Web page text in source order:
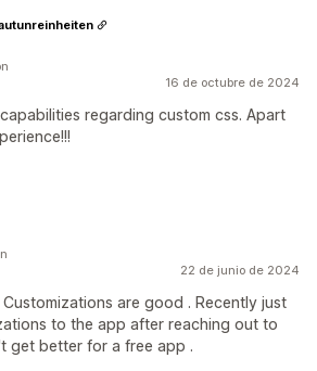
16 de octubre de 2024
regarding custom css. Apart
22 de junio de 2024
are good . Recently just
to the app after reaching out to
get better for a free app .